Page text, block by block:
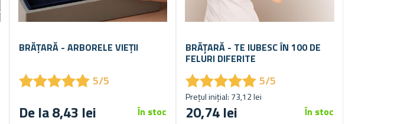
BRĂȚARĂ - ARBORELE VIEȚII
★★★★★
★★★★★5/5
De la 8,43 lei În stoc
BRĂȚARĂ - TE IUBESC ÎN 100 DE
FELURI DIFERITE
★★★★★
★★★★★5/5
Prețul inițial: 73,12 lei
20,74 lei În stoc